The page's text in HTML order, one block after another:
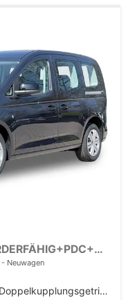
Trend NEUES MODELL+FÖRDERFÄHIG+PDC+ACC+LANE ASSIST
Neuwagen
Doppelkupplungsgetriebe (DSG)